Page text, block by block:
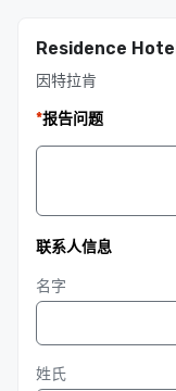
Residence
因特拉肯
*报告问题
联系人信息
名字
姓氏